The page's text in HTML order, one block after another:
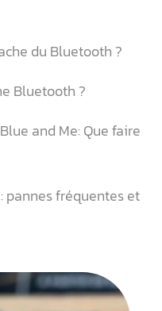
du Bluetooth ?
Bluetooth ?
and Me: Que faire
pannes fréquentes et